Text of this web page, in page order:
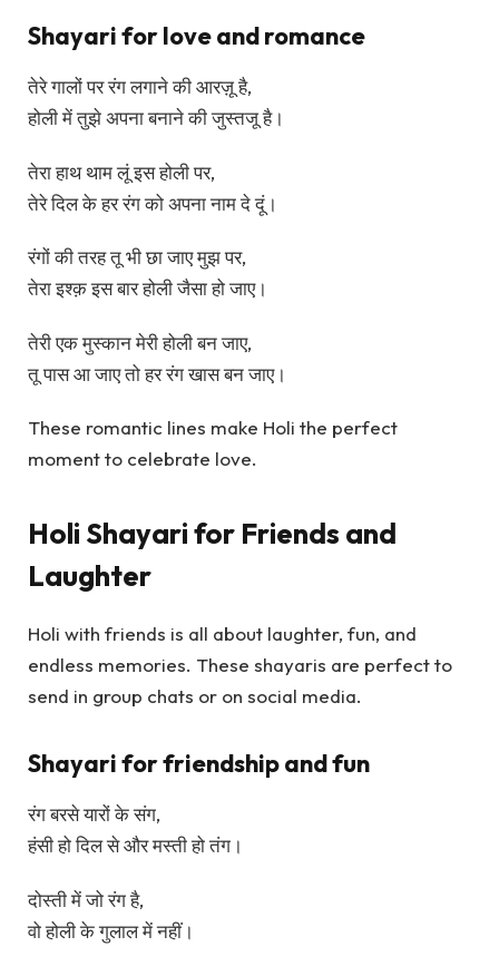
Shayari for love and romance
तेरे गालों पर रंग लगाने की आरज़ू है,
होली में तुझे अपना बनाने की जुस्तजू है।
तेरा हाथ थाम लूं इस होली पर,
तेरे दिल के हर रंग को अपना नाम दे दूं।
रंगों की तरह तू भी छा जाए मुझ पर,
तेरा इश्क़ इस बार होली जैसा हो जाए।
तेरी एक मुस्कान मेरी होली बन जाए,
तू पास आ जाए तो हर रंग खास बन जाए।
These romantic lines make Holi the perfect
moment to celebrate love.
Holi Shayari for Friends and
Laughter
Holi with friends is all about laughter, fun, and
endless memories. These shayaris are perfect to
send in group chats or on social media.
Shayari for friendship and fun
रंग बरसे यारों के संग,
हंसी हो दिल से और मस्ती हो तंग।
दोस्ती में जो रंग है,
वो होली के गुलाल में नहीं।